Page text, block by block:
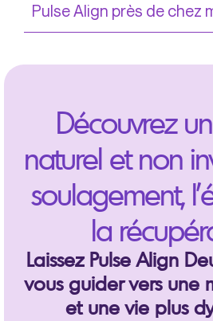
Pulse Align près de chez
Découvrez
naturel et non
soulagement,
la
Laissez Pulse Align
vous guider vers une
et une vie plus